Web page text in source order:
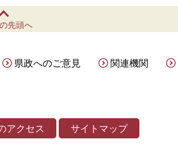
先頭へ
県政へのご意見 関連機関
アクセス サイトマップ